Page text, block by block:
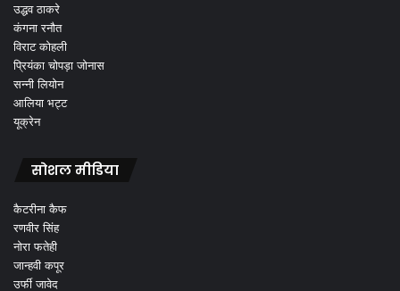
उद्धव ठाकरे
कंगना रनौत
विराट कोहली
प्रियंका चोपड़ा जोनास
सन्नी लियोन
आलिया भट्ट
यूक्रेन
सोशल मीडिया
कैटरीना कैफ
रणवीर सिंह
नोरा फतेही
जान्हवी कपूर
उर्फी जावेद